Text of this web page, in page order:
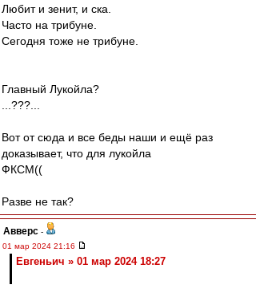
Любит и зенит, и ска.
Часто на трибуне.
Сегодня тоже не трибуне.
Главный Лукойла?
...???...
Вот от сюда и все беды наши и ещё раз
доказывает, что для лукойла
ФКСМ((
Разве не так?
Авверс -
01 мар 2024 21:16
Евгеньич » 01 мар 2024 18:27